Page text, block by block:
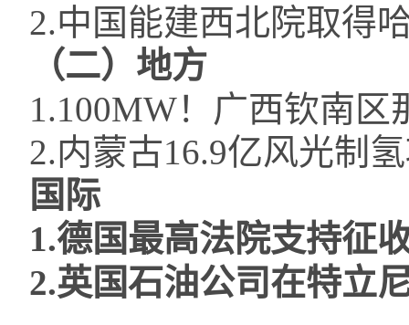
2.中国能建西北院取得
（二）地方
1.100MW！广西钦南
2.内蒙古16.9亿风光制
国际
1.德国最高法院支持征
2.英国石油公司在特立